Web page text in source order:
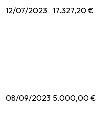
12/07/2023 17.327,20 €
08/09/2023 5.000,00 €